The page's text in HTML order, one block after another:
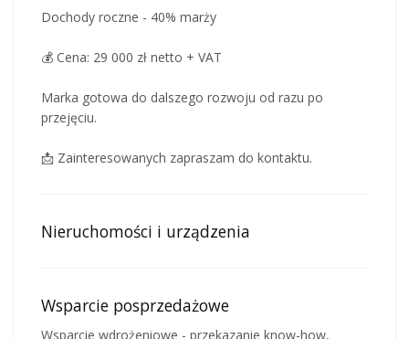
Dochody roczne - 40% marży
💰 Cena: 29 000 zł netto + VAT
Marka gotowa do dalszego rozwoju od razu po
przejęciu.
📩 Zainteresowanych zapraszam do kontaktu.
Nieruchomości i urządzenia
Wsparcie posprzedażowe
Wsparcie wdrożeniowe - przekazanie know-how,